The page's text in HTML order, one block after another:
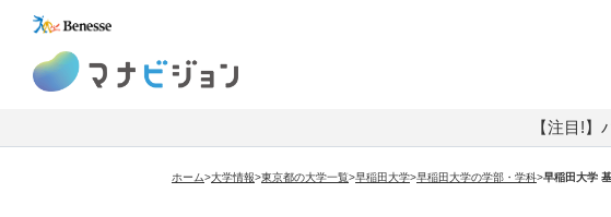
【注目!
ホーム>大学情報>東京都の大学一覧>早稲田大学>早稲田大学の学部・学科>早稲田大学